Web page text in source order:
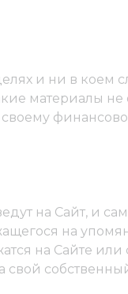
и ни в коем
материалы не
своему
на Сайт, и
на
на Сайте или
свой